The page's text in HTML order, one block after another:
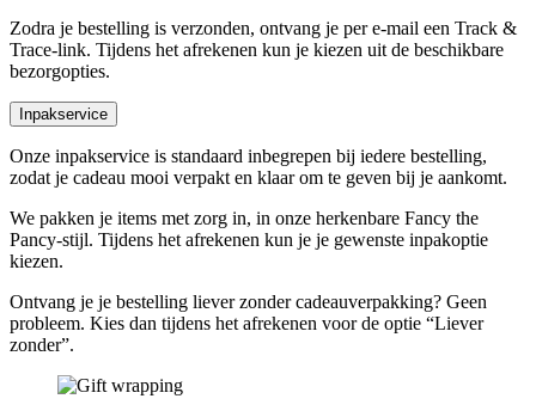
Zodra je bestelling is verzonden, ontvang je per e-mail een Track &
Trace-link. Tijdens het afrekenen kun je kiezen uit de beschikbare
bezorgopties.
Inpakservice
Onze inpakservice is standaard inbegrepen bij iedere bestelling,
zodat je cadeau mooi verpakt en klaar om te geven bij je aankomt.
We pakken je items met zorg in, in onze herkenbare Fancy the
Pancy-stijl. Tijdens het afrekenen kun je je gewenste inpakoptie
kiezen.
Ontvang je je bestelling liever zonder cadeauverpakking? Geen
probleem. Kies dan tijdens het afrekenen voor de optie “Liever
zonder”.